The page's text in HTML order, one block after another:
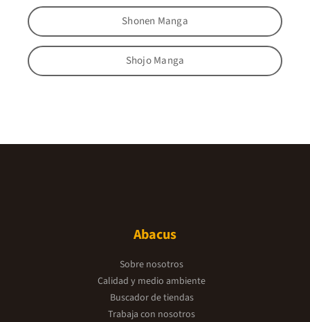
Shonen Manga
Shojo Manga
Abacus
Sobre nosotros
Calidad y medio ambiente
Buscador de tiendas
Trabaja con nosotros